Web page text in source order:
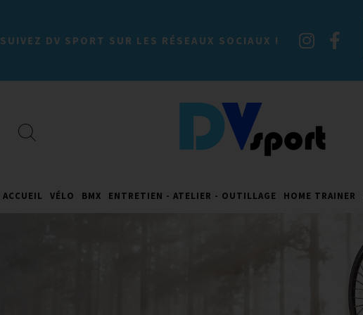
SUIVEZ DV SPORT SUR LES RÉSEAUX SOCIAUX !
ACCUEIL VÉLO BMX ENTRETIEN - ATELIER - OUTILLAGE HOME TRAINER